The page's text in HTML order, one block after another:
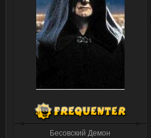
Бесовский Демон